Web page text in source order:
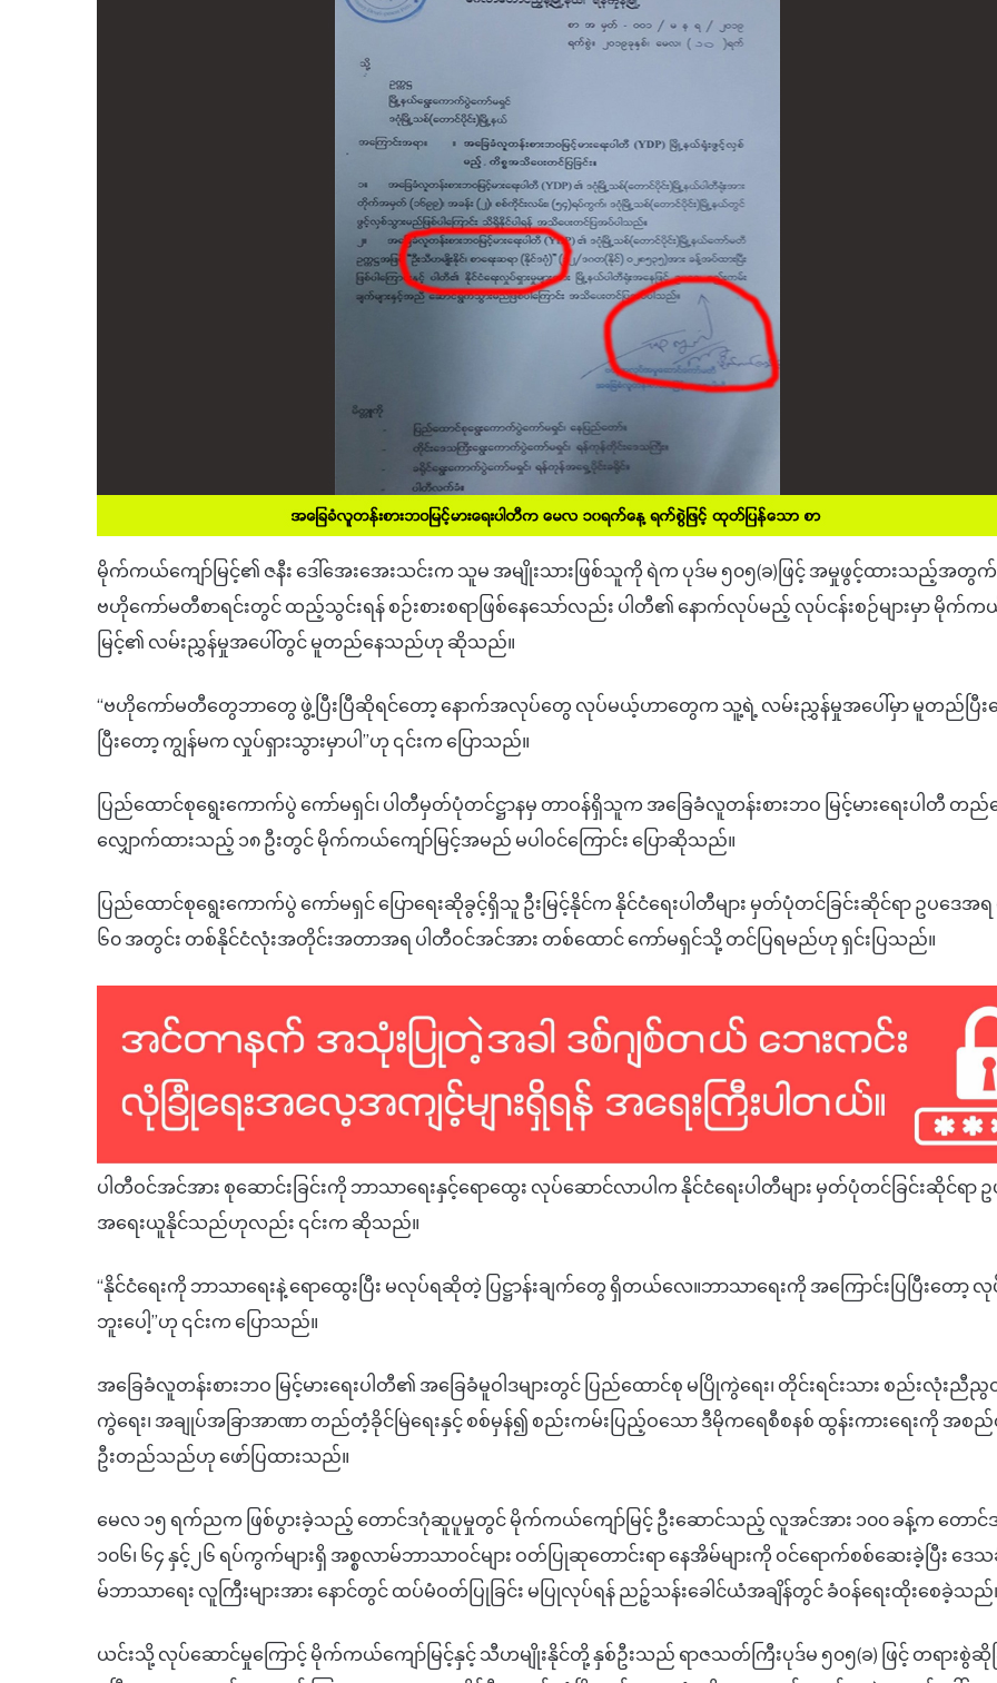
မိုက်ကယ်ကျော်မြင့်၏ ဇနီး ဒေါ်အေးအေးသင်းက သူမ အမျိုးသားဖြစ်သူကို ရဲက ပုဒ်မ ၅၀၅(ခ) ဖြင့် အမှုဖွင့်ထားသည့်အတွက်
ဗဟိုကော်မတီစာရင်းတွင် ထည့်သွင်းရန် စဉ်းစားစရာဖြစ်နေသော်လည်း ပါတီ၏ နောက်လုပ်မည့် လုပ်ငန်းစဉ်များမှာ မိုက်ကယ်
မြင့်၏ လမ်းညွှန်မှုအပေါ်တွင် မူတည်နေသည်ဟု ဆိုသည်။
“ဗဟိုကော်မတီတွေဘာတွေ ဖွဲ့ပြီးပြီဆိုရင်တော့နောက်အလုပ်တွေ လုပ်မယ့်ဟာတွေက သူ့ရဲ့ လမ်းညွှန်မှုအပေါ်မှာ မူတည်ပြီး
ပြီးတော့ ကျွန်မက လှုပ်ရှားသွားမှာပါ ”ဟု ၎င်းက ပြောသည်။
ပြည်ထောင်စုရွေးကောက်ပွဲ ကော်မရှင်၊ ပါတီမှတ်ပုံတင်ဋ္ဌာနမှ တာဝန်ရှိသူက အခြေခံလူတန်းစားဘဝ မြင့်မားရေးပါတီ တည်ထ
လျှောက်ထားသည့် ၁၈ ဦးတွင် မိုက်ကယ်ကျော်မြင့်အမည် မပါဝင်ကြောင်း ပြောဆိုသည်။
ပြည်ထောင်စုရွေးကောက်ပွဲ ကော်မရှင်ပြောရေးဆိုခွင့်ရှိသူ ဦးမြင့်နိုင်က နိုင်ငံရေးပါတီများ မှတ်ပုံတင်ခြင်းဆိုင်ရာ ဥပဒေအရ
၆၀ အတွင်း တစ်နိုင်ငံလုံးအတိုင်းအတာအရ ပါတီဝင်အင်အား တစ်ထောင်ကော်မရှင်သို့ တင်ပြရမည်ဟု ရှင်းပြသည်။
ပါတီဝင်အင်အား စုဆောင်းခြင်းကို ဘာသာရေးနှင့်ရောထွေး လုပ်ဆောင်လာပါက နိုင်ငံရေးပါတီများ မှတ်ပုံတင်ခြင်းဆိုင်ရာ ဥ
အရေးယူနိုင်သည်ဟုလည်း ၎င်းက ဆိုသည်။
“နိုင်ငံရေးကို ဘာသာရေးနဲ့ရောထွေးပြီး မလုပ်ရဆိုတဲ့ ပြဋ္ဌာန်းချက်တွေ ရှိတယ်လေ။ဘာသာရေးကို အကြောင်းပြပြီးတော့ လု
ဘူးပေါ့ ”ဟု ၎င်းက ပြောသည်။
အခြေခံလူတန်းစားဘဝ မြင့်မားရေးပါတီ၏ အခြေခံမူဝါဒများတွင် ပြည်ထောင်စု မပြိုကွဲရေး၊ တိုင်းရင်းသား စည်းလုံးညီညွ
ကွဲရေး၊ အချုပ်အခြာအာဏာ တည်တံ့ခိုင်မြဲရေးနှင့် စစ်မှန်၍ စည်းကမ်းပြည့်ဝသော ဒီမိုကရေစီစနစ် ထွန်းကားရေးကို အစ
ဦးတည်သည်ဟု ဖော်ပြထားသည်။
မေလ ၁၅ ရက်ညက ဖြစ်ပွားခဲ့သည့် တောင်ဒဂုံဆူပူမှုတွင် မိုက်ကယ်ကျော်မြင့် ဦးဆောင်သည့် လူအင်အား ၁၀၀ ခန့်က တောင်
၁၀၆၊ ၆၄ နှင့်၂၆ ရပ်ကွက်များရှိ အစ္စလာမ်ဘာသာဝင်များ ဝတ်ပြုဆုတောင်းရာနေအိမ်များကို ဝင်ရောက်စစ်ဆေးခဲ့ပြီး ဒေသ
မ်ဘာသာရေး လူကြီးများအား နောင်တွင် ထပ်မံဝတ်ပြုခြင်း မပြုလုပ်ရန် ညဉ့်သန်းခေါင်ယံအချိန်တွင် ခံဝန်ရေးထိုးစေခဲ့သည်
ယင်းသို့ လုပ်ဆောင်မှုကြောင့် မိုက်ကယ်ကျော်မြင့်နှင့် သီဟမျိုးနိုင်တို့ နှစ်ဦးသည် ရာဇသတ်ကြီးပုဒ်မ ၅၀၅(ခ) ဖြင့် တရားစွဲဆို